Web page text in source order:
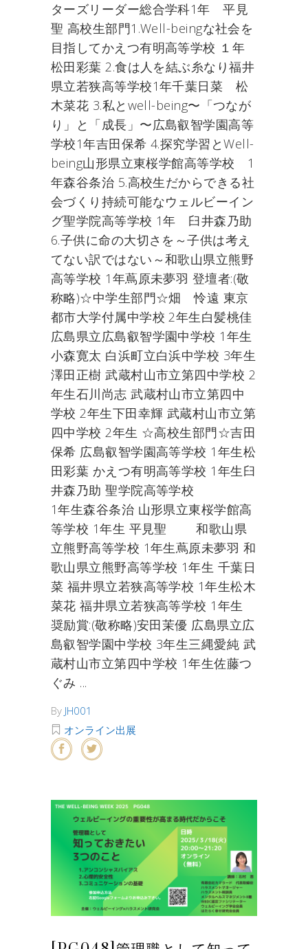
ターズリーダー総合学科1年 平見
聖 高校生部門1.Well-beingな社会を
目指してかえつ有明高等学校 １年
松田彩葉 2.食は人を結ぶ糸なり福井
県立若狭高等学校1年千葉日菜 松
木菜花 3.私とwell-being〜「つなが
り」と「成長」〜広島叡智学園高等
学校1年吉田保希 4.探究学習とWell-
being山形県立東桜学館高等学校 1
年森谷条治 5.高校生だからできる社
会づくり持続可能なウェルビーイン
グ聖学院高等学校 1年 臼井森乃助
6.子供に命の大切さを～子供は考え
てない訳ではない～​和歌山県立熊野
高等学校 1年蔦原未夢羽 登壇者:(敬
称略)☆中学生部門☆畑 怜遠 東京
都市大学付属中学校 2年生白髪桃佳
広島県立広島叡智学園中学校 1年生
小森寛太 白浜町立白浜中学校 3年生
澤田正樹 武蔵村山市立第四中学校 2
年生石川尚志 武蔵村山市立第四中
学校 2年生下田幸輝 武蔵村山市立第
四中学校 2年生 ☆高校生部門☆吉田
保希 広島叡智学園高等学校 1年生松
田彩葉 かえつ有明高等学校 1年生臼
井森乃助 聖学院高等学校
1年生森谷条治 山形県立東桜学館高
等学校 1年生 平見聖 和歌山県
立熊野高等学校 1年生蔦原未夢羽 和
歌山県立熊野高等学校 1年生 千葉日
菜 福井県立若狭高等学校 1年生松木
菜花 福井県立若狭高等学校 1年生
奨励賞:(敬称略)安田茉優 広島県立広
島叡智学園中学校 3年生三縄愛純 武
蔵村山市立第四中学校 1年生佐藤つ
ぐみ
By JH001
オンライン出展